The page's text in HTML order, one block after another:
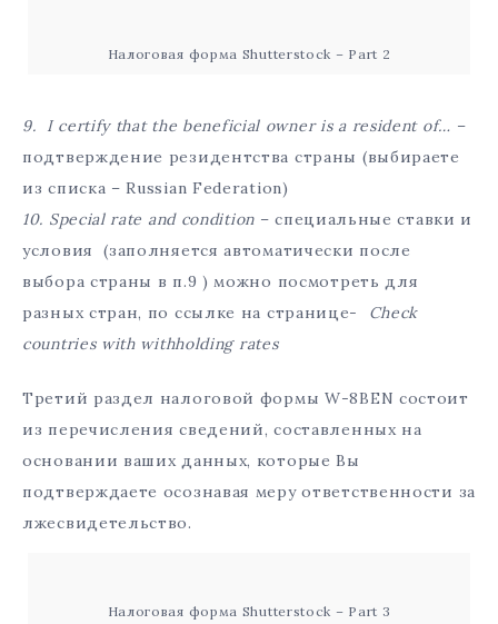
Налоговая форма Shutterstock – Part 2
9. I certify that the beneficial owner is a resident of… –
подтверждение резидентства страны (выбираете
из списка – Russian Federation)
10. Special rate and condition – специальные ставки и
условия (заполняется автоматически после
выбора страны в п.9 ) можно посмотреть для
разных стран, по ссылке на странице- Check
countries with withholding rates
Третий раздел налоговой формы W-8BEN состоит
из перечисления сведений, составленных на
основании ваших данных, которые Вы
подтверждаете осознавая меру ответственности за
лжесвидетельство.
Налоговая форма Shutterstock – Part 3